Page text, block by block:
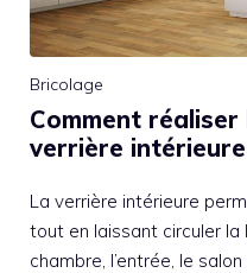
Bricolage
Comment réaliser
verrière intérieure
La verrière intérieure
tout en laissant circuler la
chambre, l’entrée, le